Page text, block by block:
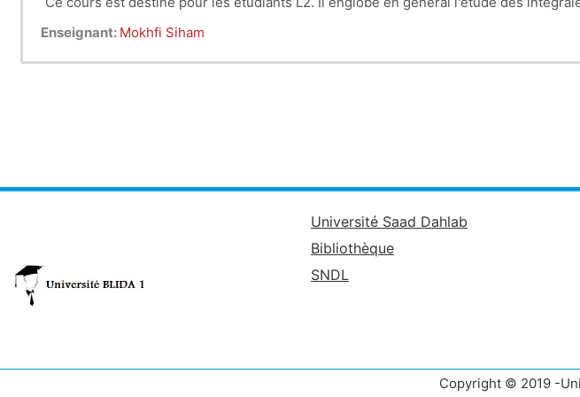
Enseignant: Mokhfi Siham
Université Saad Dahlab
Bibliothèque
SNDL
Copyright © 2019 -